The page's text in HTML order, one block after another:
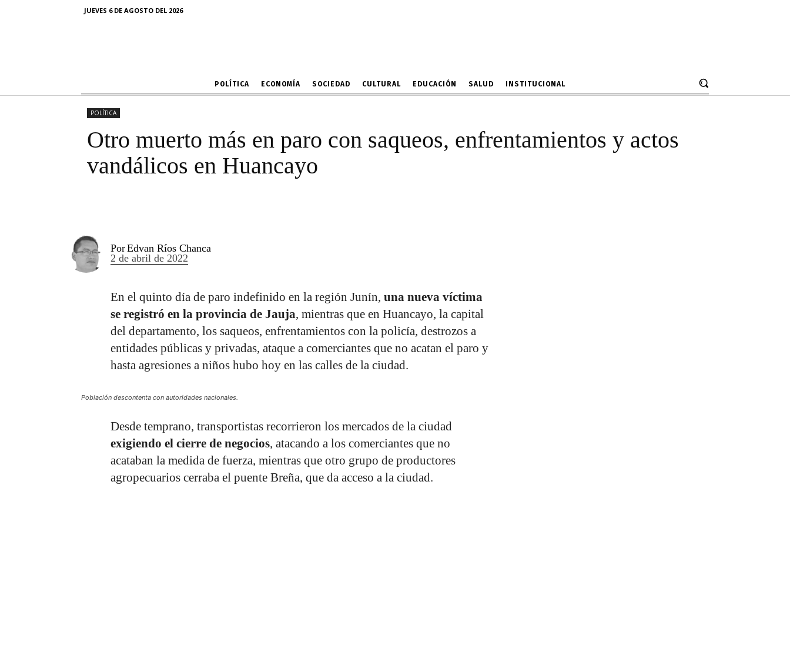
JUEVES 6 DE AGOSTO DEL 2026
POLÍTICA ECONOMÍA SOCIEDAD CULTURAL EDUCACIÓN SALUD INSTITUCIONAL
POLÍTICA
Otro muerto más en paro con saqueos, enfrentamientos y actos
vandálicos en Huancayo
PorEdvan Ríos Chanca
2 de abril de 2022
En el quinto día de paro indefinido en la región Junín, una nueva víctima
se registró en la provincia de Jauja, mientras que en Huancayo, la capital
del departamento, los saqueos, enfrentamientos con la policía, destrozos a
entidades públicas y privadas, ataque a comerciantes que no acatan el paro y
hasta agresiones a niños hubo hoy en las calles de la ciudad.
Población descontenta con autoridades nacionales.
Desde temprano, transportistas recorrieron los mercados de la ciudad
exigiendo el cierre de negocios, atacando a los comerciantes que no
acataban la medida de fuerza, mientras que otro grupo de productores
agropecuarios cerraba el puente Breña, que da acceso a la ciudad.